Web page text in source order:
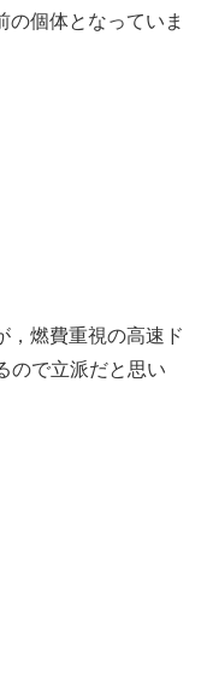
の個体となっていま
燃費重視の高速ド
ので立派だと思い